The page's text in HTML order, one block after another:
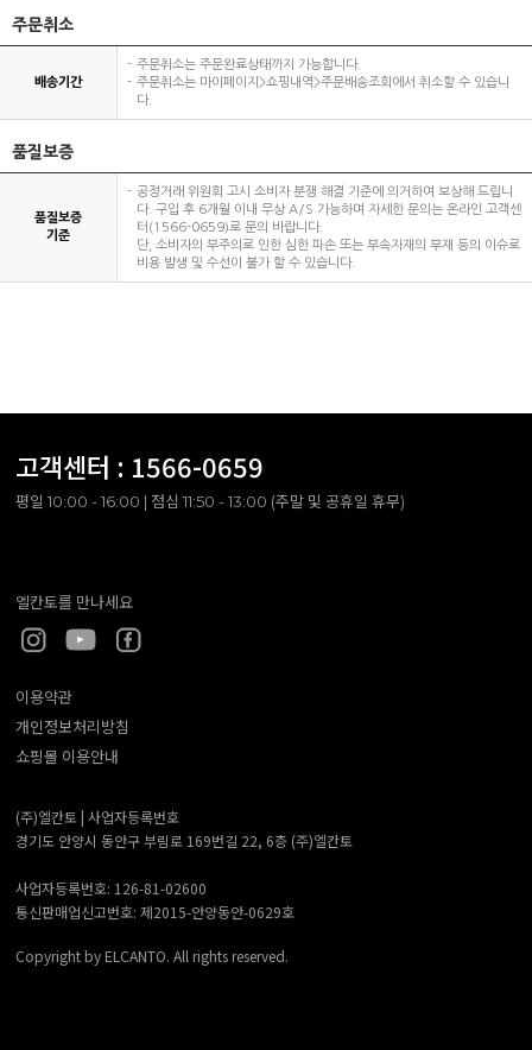
주문취소
배송기간
주문취소는 주문완료상태까지 가능합니다.
주문취소는 마이페이지>쇼핑내역>주문배송조회에서 취소할 수 있습니
다.
품질보증
품질보증
기준
공정거래 위원회 고시 소비자 분쟁 해결 기준에 의거하여 보상해 드립니
다. 구입 후 6개월 이내 무상 A/S 가능하며 자세한 문의는 온라인 고객센
터(1566-0659)로 문의 바랍니다.
단, 소비자의 부주의로 인한 심한 파손 또는 부속자재의 부재 등의 이슈로
비용 발생 및 수선이 불가 할 수 있습니다.
고객센터 : 1566-0659
평일 10:00 - 16:00 | 점심 11:50 - 13:00 (주말 및 공휴일 휴무)
엘칸토를 만나세요
이용약관
개인정보처리방침
쇼핑몰 이용안내
(주)엘칸토 | 사업자등록번호
경기도 안양시 동안구 부림로 169번길 22, 6층 (주)엘칸토
사업자등록번호: 126-81-02600
통신판매업신고번호: 제2015-안양동안-0629호
Copyright by ELCANTO. All rights reserved.